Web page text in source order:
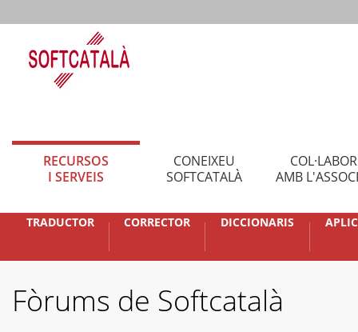
RECURSOS
I SERVEIS
CONEIXEU
SOFTCATALÀ
AMB
TRADUCTOR CORRECTOR DICCIONARIS
Fòrums de Softcatalà